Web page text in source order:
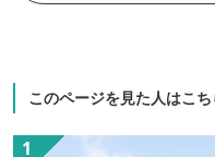
このページを見た人はこ